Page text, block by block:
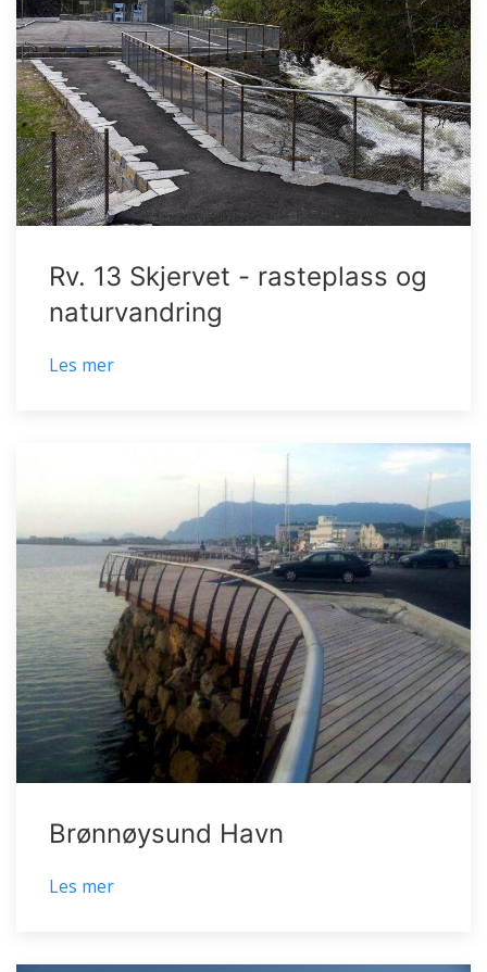
Rv. 13 Skjervet - rasteplass og
naturvandring
Les mer
Brønnøysund Havn
Les mer